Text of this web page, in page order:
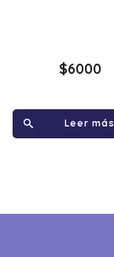
$6000
Leer más